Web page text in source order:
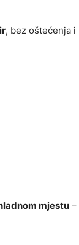
, bez oštećenja
mjestu –